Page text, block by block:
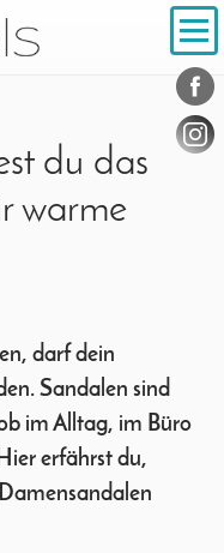
du das
warme
darf dein
Sandalen sind
im Alltag, im Büro
erfährst du,